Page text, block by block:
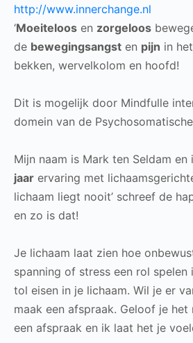
http://www.innerchange.nl
‘Moeiteloos en zorgeloos
de bewegingsangst en pijn in
bekken, wervelkolom en hoofd!
Dit is mogelijk door Mindfulle
domein van de
Mijn naam is Mark ten Seldam en
jaar ervaring met
lichaam liegt nooit’ schreef de
en zo is dat!
Je lichaam laat zien hoe
spanning of stress een rol spelen
tol eisen in je lichaam. Wil je er
maak een afspraak. Geloof je het
een afspraak en ik laat het je